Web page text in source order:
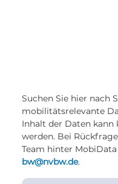
Suchen Sie hier nach
mobilitätsrelevante
Inhalt der Daten
werden. Bei
Team hinter
bw@nvbw.de.